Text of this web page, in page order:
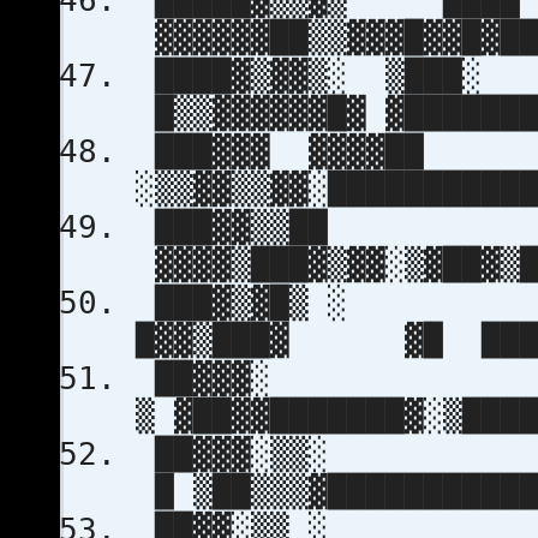
████▓▒▓▓▒░
█▒▒▓▓▓▓▓▓█▓
███▓▓▓
█▓▓▒███▓ ▓█
▒
█